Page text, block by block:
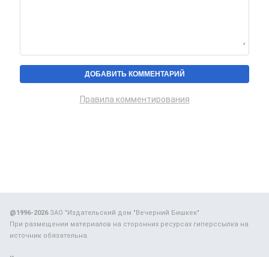
Правила комментирования
@1996-2026ЗАО "Издательский дом "Вечерний Бишкек"
При размещении материалов на сторонних ресурсах гиперссылка на
источник обязательна.